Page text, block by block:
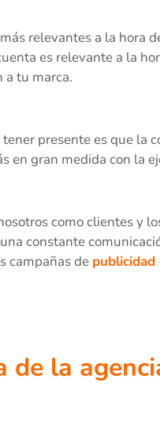
relevantes a la hora
es relevante a la
tu marca.
presente es que la
en gran medida con
como clientes y
constante
campañas de
de la